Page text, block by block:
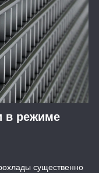
в режиме
существенно